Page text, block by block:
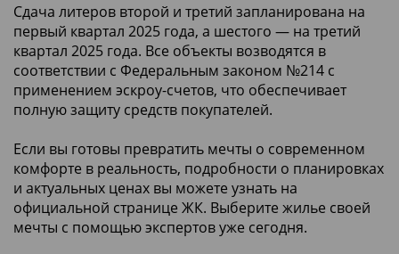
Сдача литеров второй и третий запланирована на
первый квартал 2025 года, а шестого — на третий
квартал 2025 года. Все объекты возводятся в
соответствии с Федеральным законом №214 с
применением эскроу-счетов, что обеспечивает
полную защиту средств покупателей.
Если вы готовы превратить мечты о современном
комфорте в реальность, подробности о планировках
и актуальных ценах вы можете узнать на
официальной странице ЖК. Выберите жилье своей
мечты с помощью экспертов уже сегодня.